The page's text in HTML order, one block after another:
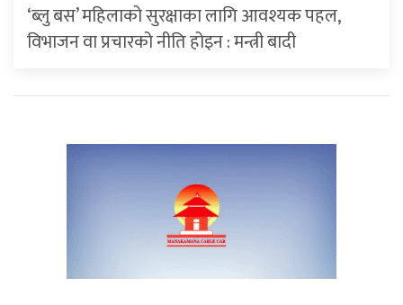
‘ब्लु बस’ महिलाको सुरक्षाका लागि आवश्यक पहल,
विभाजन वा प्रचारको नीति होइन : मन्त्री बादी